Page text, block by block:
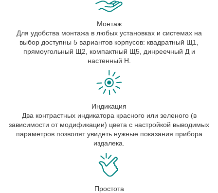
Монтаж
Для удобства монтажа в любых установках и системах на
выбор доступны 5 вариантов корпусов: квадратный Щ1,
прямоугольный Щ2, компактный Щ5, динреечный Д и
настенный Н.
Индикация
Два контрастных индикатора красного или зеленого (в
зависимости от модификации) цвета с настройкой выводимых
параметров позволят увидеть нужные показания прибора
издалека.
Простота